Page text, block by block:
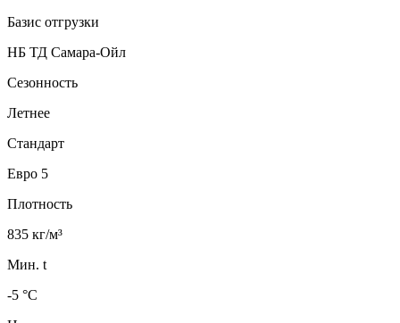
Базис отгрузки
НБ ТД Самара-Ойл
Сезонность
Летнее
Стандарт
Евро 5
Плотность
835 кг/м³
Мин. t
-5 °C